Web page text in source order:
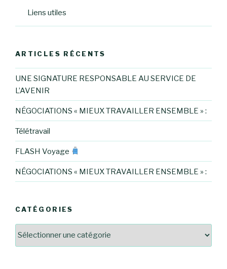
Liens utiles
ARTICLES RÉCENTS
UNE SIGNATURE RESPONSABLE AU SERVICE DE
L’AVENIR
NÉGOCIATIONS « MIEUX TRAVAILLER ENSEMBLE » :
Télétravail
FLASH Voyage
NÉGOCIATIONS « MIEUX TRAVAILLER ENSEMBLE » :
CATÉGORIES